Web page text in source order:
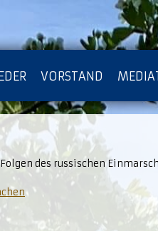
VORSTAND
des russischen